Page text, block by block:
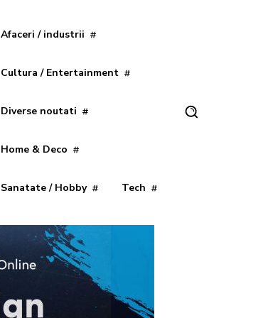
Afaceri / industrii
Cultura / Entertainment
Diverse noutati
Home & Deco
Sanatate / Hobby Tech